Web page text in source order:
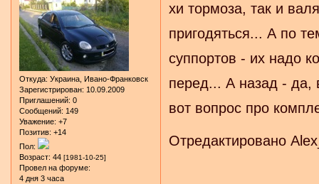
Откуда: Украина, Ивано-Франковск
Зарегистрирован: 10.09.2009
Приглашений: 0
Сообщений: 149
Уважение: +7
Позитив: +14
Пол:
Возраст: 44 [1981-10-25]
Провел на форуме:
4 дня 3 часа
хи тормоза, так и
пригодяться... А по
суппортов - их надо
перед... А назад - да,
вот вопрос про
Отредактировано